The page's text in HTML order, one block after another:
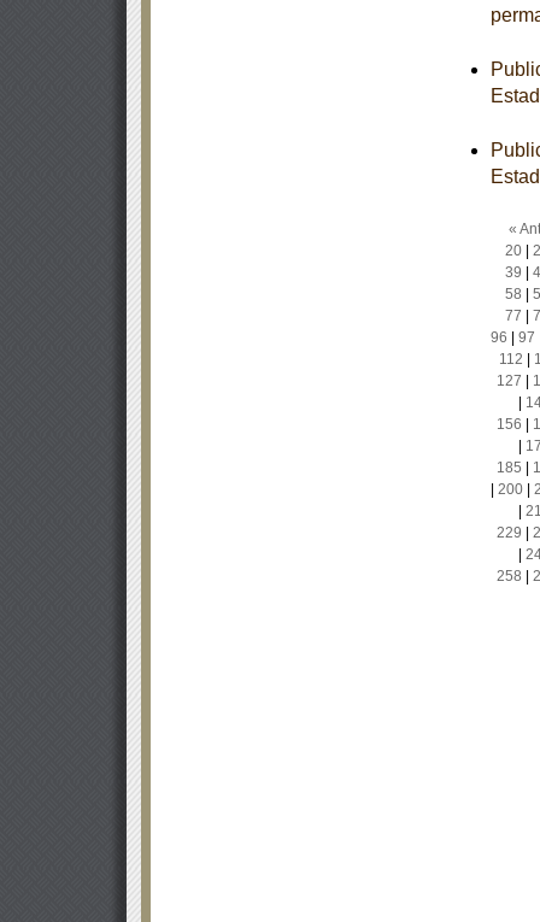
«
20|
39
58
77
96
97
112
127
156
185
200|
229
258